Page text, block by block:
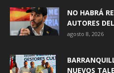
NO HABRÁ
AUTORES
agosto 8, 2026
NUEVOS